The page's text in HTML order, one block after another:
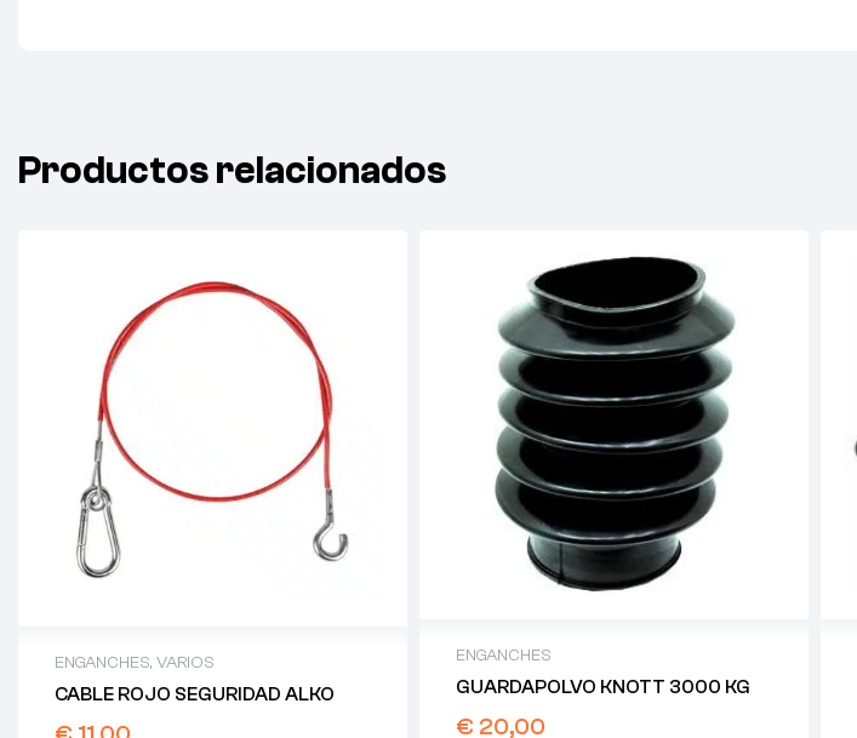
Productos relacionados
ENGANCHES, VARIOS
CABLE ROJO SEGURIDAD ALKO
ENGANCHES
GUARDAPOLVO KNOTT 3000 KG
€ 20,00